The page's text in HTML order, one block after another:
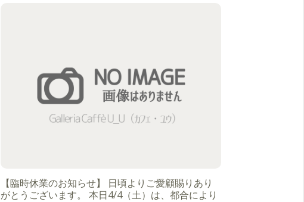
【臨時休業のお知らせ】 日頃よりご愛顧賜りあり
がとうございます。 本日4/4（土）は、都合により